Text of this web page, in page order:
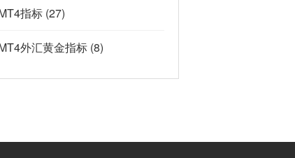
指标(27)
外汇黄金指标(8)